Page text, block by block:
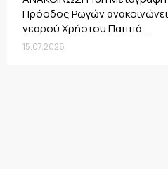
Πρόοδος Ρωγών
νεαρού Χρήστου Παππά...
15.07.2026